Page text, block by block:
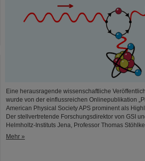
Eine herausragende wissenschaftliche
wurde von der einflussreichen Onlinepublikation
American Physical Society APS prominent als
Der stellvertretende Forschungsdirektor von GSI
Helmholtz-Instituts Jena, Professor Thomas
Mehr »